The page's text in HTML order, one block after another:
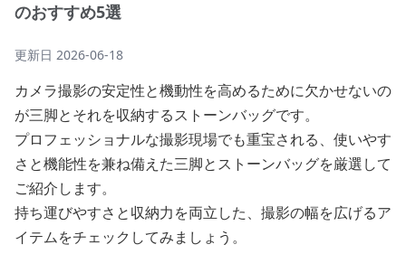
のおすすめ5選
更新日 2026-06-18
カメラ撮影の安定性と機動性を高めるために欠かせないの
が三脚とそれを収納するストーンバッグです。
プロフェッショナルな撮影現場でも重宝される、使いやす
さと機能性を兼ね備えた三脚とストーンバッグを厳選して
ご紹介します。
持ち運びやすさと収納力を両立した、撮影の幅を広げるア
イテムをチェックしてみましょう。